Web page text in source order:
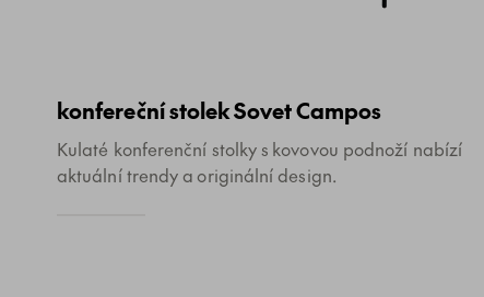
konfereční stolek Sovet Campos
Kulaté konferenční stolky s kovovou podnoží nabízí
aktuální trendy a originální design.